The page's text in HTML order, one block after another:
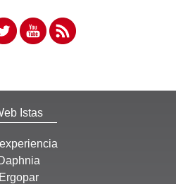
Istas
Ergopar